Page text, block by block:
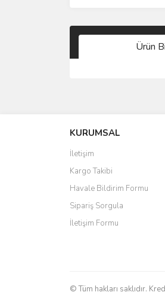
Ürün
Ürün resmi
Ürün
Ürün bilgilerinde
Ürün fiyatı diğer
Bu ürüne benzer
KURUMSAL
İletişim
Kargo Takibi
Havale Bildirim Formu
Sipariş Sorgula
İletişim Formu
© Tüm hakları saklıdır.